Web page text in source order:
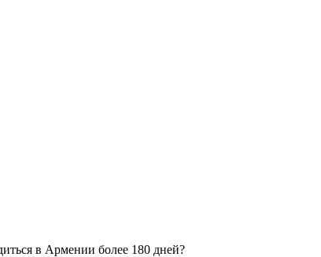
в Армении более 180 дней?